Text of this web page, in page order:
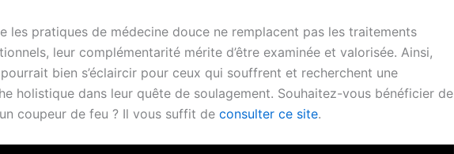
les pratiques de médecine douce ne remplacent pas les traitements
leur complémentarité mérite d’être examinée et valorisée. Ainsi,
pourrait bien s’éclaircir pour ceux qui souffrent et recherchent une
holistique dans leur quête de soulagement. Souhaitez-vous bénéficier de
coupeur de feu ? Il vous suffit de consulter ce site.